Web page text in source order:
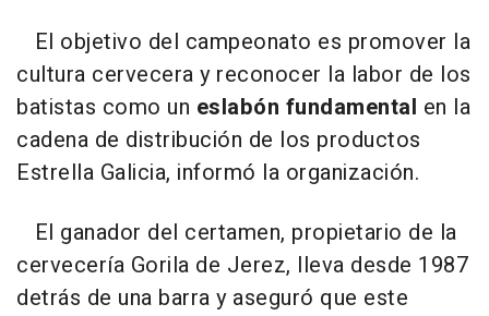
El objetivo del campeonato es promover la
cultura cervecera y reconocer la labor de los
batistas como un eslabón fundamental en la
cadena de distribución de los productos
Estrella Galicia, informó la organización.
El ganador del certamen, propietario de la
cervecería Gorila de Jerez, lleva desde 1987
detrás de una barra y aseguró que este